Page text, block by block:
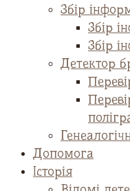
Збір
Збір
Збір
Детектор
Допомога
Історія